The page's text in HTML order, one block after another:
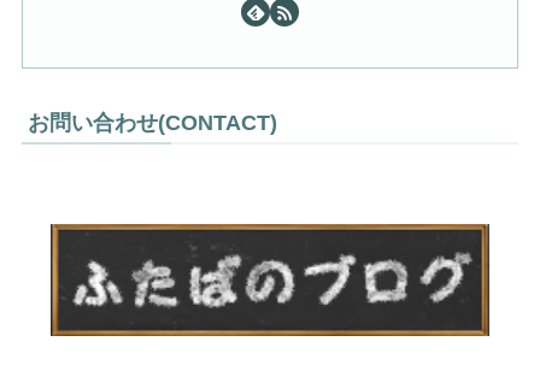
お問い合わせ(CONTACT)